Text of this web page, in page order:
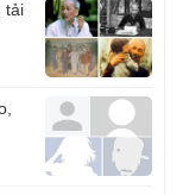
tải